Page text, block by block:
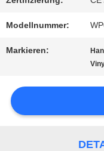
UNS
Modellnummer:
Markieren: